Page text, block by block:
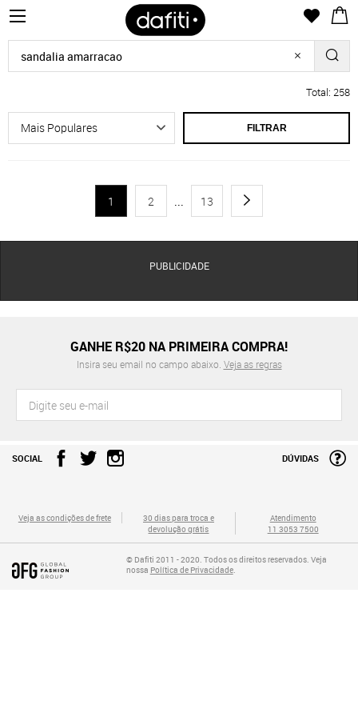
Total: 258
FILTRAR
1 2 ... 13
PUBLICIDADE
GANHE R$20 NA PRIMEIRA COMPRA!
Insira seu email no campo abaixo. Veja as regras
SOCIAL DÚVIDAS
Veja as condições de frete
30 dias para troca e
devolução grátis
Atendimento
11 3053 7500
© Dafiti 2011 - 2020. Todos os direitos reservados. Veja
nossa Política de Privacidade.